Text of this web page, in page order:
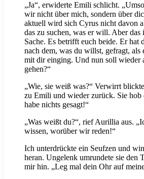
„Ja“, erwiderte Emili schlicht.
wir nicht über mich, sondern über
aktuell wird sich Cyrus nicht davon
das zu suchen, was er will. Aber das
Sache. Es betrifft euch beide. Er hat
nach dem, was du willst, gefragt, als
mit dir einging. Und nun soll wieder
gehen?“
„Wie, sie weiß was?“ Verwirrt
zu Emili und wieder zurück. Sie hob
habe nichts gesagt!“
„Was weißt du?“, rief Aurillia aus.
wissen, worüber wir reden!“
Ich unterdrückte ein Seufzen und
heran. Ungelenk umrundete sie den
mir hin. „Leg mal dein Ohr auf